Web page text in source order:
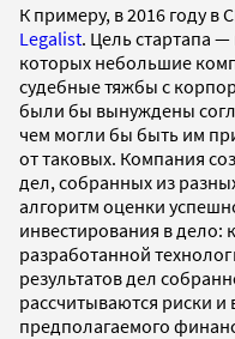
К примеру, в 2016 году
Legalist. Цель стартапа
которых небольшие
судебные тяжбы с
были бы вынуждены
чем могли бы быть им
от таковых. Компания
дел, собранных из
алгоритм оценки
инвестирования в
разработанной
результатов дел
рассчитываются риски
предполагаемого